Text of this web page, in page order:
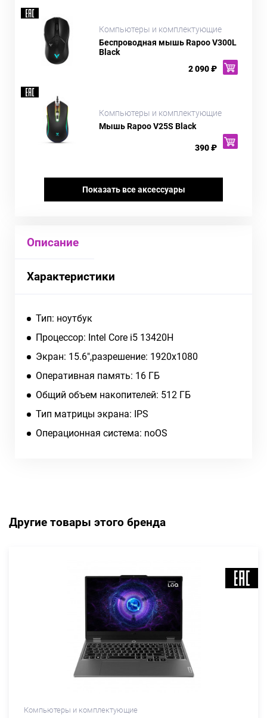
Компьютеры и комплектующие
Беспроводная мышь Rapoo V300L
Black
2 090 ₽
Компьютеры и комплектующие
Мышь Rapoo V25S Black
390 ₽
Показать все аксессуары
Описание
Характеристики
Тип: ноутбук
Процессор: Intel Core i5 13420H
Экран: 15.6",разрешение: 1920x1080
Оперативная память: 16 ГБ
Общий объем накопителей: 512 ГБ
Тип матрицы экрана: IPS
Операционная система: noOS
Другие товары этого бренда
Компьютеры и комплектующие